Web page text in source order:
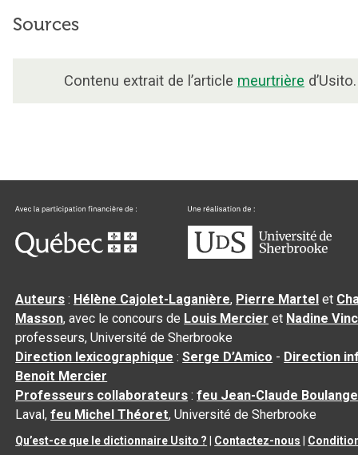
Sources
Contenu extrait de l’article meurtrière d’Usito.
Auteurs : Hélène Cajolet-Laganière, Pierre Martel et
Masson, avec le concours de Louis Mercier et Nadine
professeurs, Université de Sherbrooke
Direction lexicographique :Serge D’Amico - Direction
Benoit Mercier
Professeurs collaborateurs :feu Jean-Claude
Laval,feu Michel Théoret, Université de Sherbrooke
Qu’est-ce que le dictionnaire Usito ? Contactez-nous